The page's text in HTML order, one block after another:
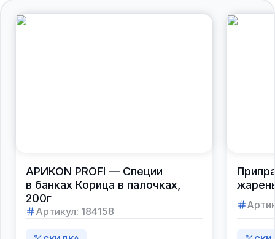
АРИКОN PROFI — Специи
в банках Корица в палочках,
200г
Артикул: 184158